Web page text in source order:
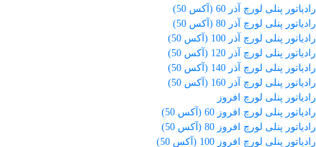
رادیاتور پنلی لورچ آذر 60 (آکس 50)
رادیاتور پنلی لورچ آذر 80 (آکس 50)
رادیاتور پنلی لورچ آذر 100 (آکس 50)
رادیاتور پنلی لورچ آذر 120 (آکس 50)
رادیاتور پنلی لورچ آذر 140 (آکس 50)
رادیاتور پنلی لورچ آذر 160 (آکس 50)
رادیاتور پنلی لورچ افروز
رادیاتور پنلی لورچ افروز 60 (آکس 50)
رادیاتور پنلی لورچ افروز 80 (آکس 50)
رادیاتور پنلی لورچ افروز 100 (آکس 50)